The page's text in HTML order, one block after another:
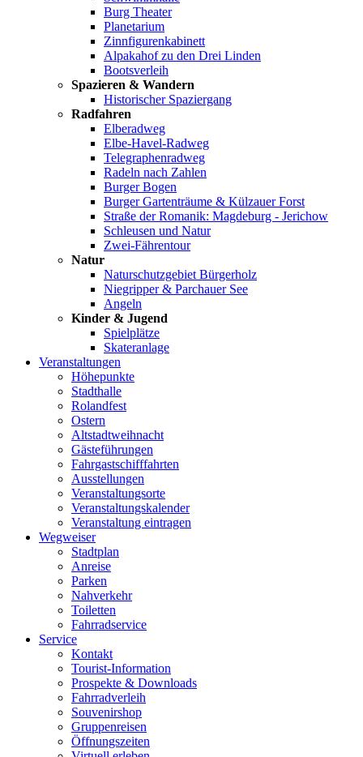
Burg Theater
Planetarium
Zinnfigurenkabinett
Alpakahof zu den Drei Linden
Bootsverleih
Spazieren & Wandern
Historischer Spaziergang
Radfahren
Elberadweg
Elbe-Havel-Radweg
Telegraphenradweg
Radeln nach Zahlen
Burger Bogen
Burger Gartenträume & Külzauer Forst
Straße der Romanik: Magdeburg - Jerichow
Schleusen und Natur
Zwei-Fährentour
Natur
Naturschutzgebiet Bürgerholz
Niegripper & Parchauer See
Angeln
Kinder & Jugend
Spielplätze
Skateranlage
Veranstaltungen
Höhepunkte
Stadthalle
Rolandfest
Ostern
Altstadtweihnacht
Gästeführungen
Fahrgastschifffahrten
Ausstellungen
Veranstaltungsorte
Veranstaltungskalender
Veranstaltung eintragen
Wegweiser
Stadtplan
Anreise
Parken
Nahverkehr
Toiletten
Fahrradservice
Service
Kontakt
Tourist-Information
Prospekte & Downloads
Fahrradverleih
Souvenirshop
Gruppenreisen
Öffnungszeiten